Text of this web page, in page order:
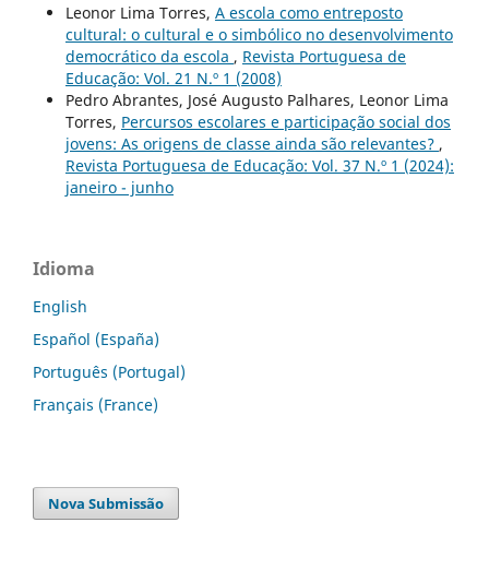
Leonor Lima Torres, A escola como entreposto
cultural: o cultural e o simbólico no desenvolvimento
democrático da escola , Revista Portuguesa de
Educação: Vol. 21 N.º 1 (2008)
Pedro Abrantes, José Augusto Palhares, Leonor Lima
Torres, Percursos escolares e participação social dos
jovens: As origens de classe ainda são relevantes? ,
Revista Portuguesa de Educação: Vol. 37 N.º 1 (2024):
janeiro - junho
Idioma
English
Español (España)
Português (Portugal)
Français (France)
Nova Submissão